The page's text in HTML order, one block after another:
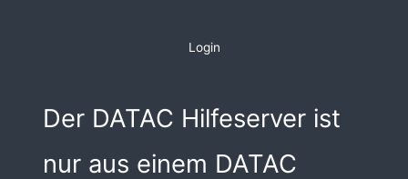
Login
Der DATAC Hilfeserver ist
nur aus einem DATAC